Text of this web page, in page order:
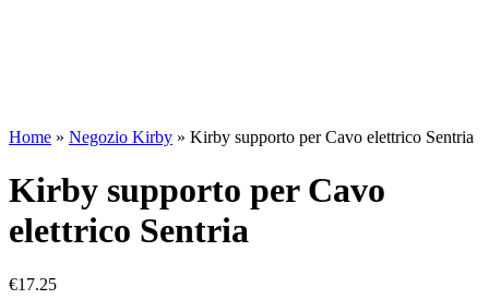
Home » Negozio Kirby » Kirby supporto per Cavo elettrico Sentria
Kirby supporto per Cavo
elettrico Sentria
€17.25